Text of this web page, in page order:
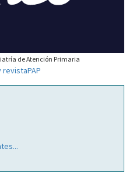
de Atención Primaria